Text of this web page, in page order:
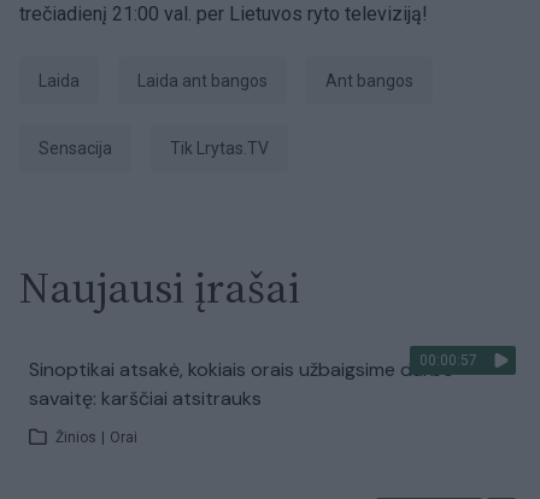
trečiadienį 21:00 val. per Lietuvos ryto televiziją!
laida Laida ant bangos ant bangos
sensacija tik Lrytas.TV
Naujausi įrašai
00:00:57
Sinoptikai atsakė, kokiais orais užbaigsime darbo
savaitę: karščiai atsitrauks
Žinios Orai